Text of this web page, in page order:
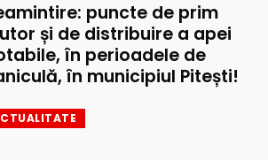
puncte de prim
și de distribuire a apei
în perioadele de
în municipiul Pitești!